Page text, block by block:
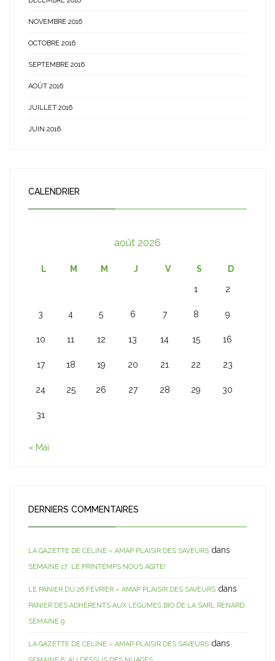
NOVEMBRE 2016
OCTOBRE 2016
SEPTEMBRE 2016
AOÛT 2016
JUILLET 2016
JUIN 2016
CALENDRIER
août 2026
L M M J V S D
1 2
3 4 5 6 7 8 9
10 11 12 13 14 15 16
17 18 19 20 21 22 23
24 25 26 27 28 29 30
31
« Mai
DERNIERS COMMENTAIRES
LA GAZETTE DE CÉLINE « AMAP PLAISIR DES SAVEURS dans
SEMAINE 17: LE PRINTEMPS NOUS AGITE!
LE PANIER DU 26 FÉVRIER « AMAP PLAISIR DES SAVEURS dans
PANIER DES ADHÉRENTS AUX LÉGUMES BIO DE LA SARL RENARD:
SEMAINE 9
LA GAZETTE DE CÉLINE « AMAP PLAISIR DES SAVEURS dans